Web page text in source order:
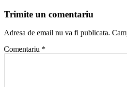
Trimite un comentariu
Adresa de email nu va fi publicata.
Comentariu *